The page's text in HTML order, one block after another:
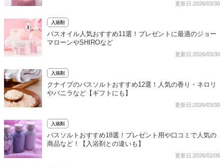
更新日:2026/03/30
入浴剤
バスオイル人気おすすめ11選！プレゼントに最適のジョー
マローンやSHIROなど
更新日:2026/03/30
入浴剤
クナイプのバスソルトおすすめ12選！人気の香り・ネロリ
やバニラなど【ギフトにも】
更新日:2026/03/30
入浴剤
バスソルトおすすめ18選！プレゼント用や口コミで人気の
商品など！【入浴剤との違いも】
更新日:2026/02/05